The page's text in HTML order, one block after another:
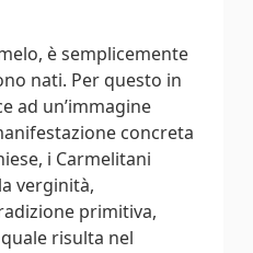
è semplicemente
nati. Per questo in
ad un’immagine
concreta
i Carmelitani
verginità,
primitiva,
risulta nel